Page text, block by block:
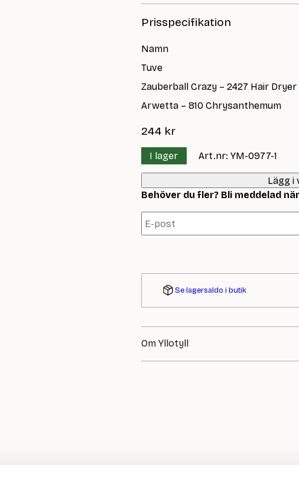
Prisspecifikation
Namn
Tuve
Zauberball Crazy – 2427 Hair Dryer
Arwetta – 810 Chrysanthemum
244 kr
I lager Art.nr: YM-0977-1
Lägg i
Behöver du fler? Bli meddelad
Se lagersaldo i butik
Om Yllotyll